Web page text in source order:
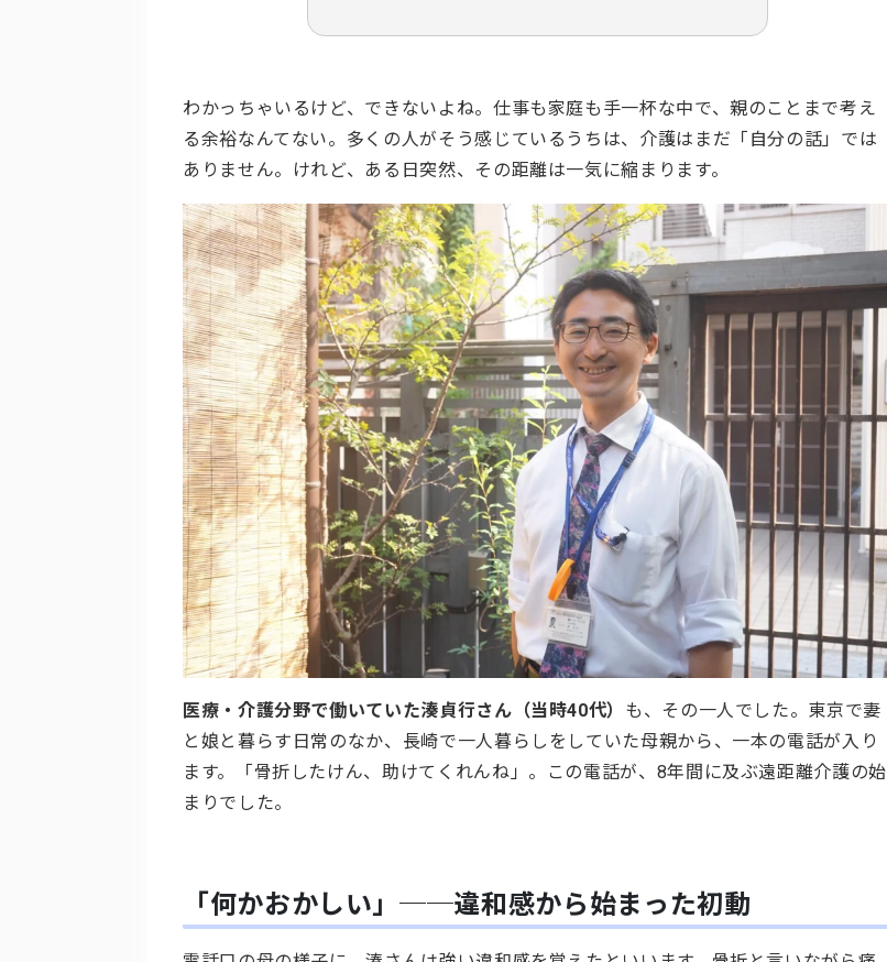
わかっちゃいるけど、できないよね。仕事も家庭も手一杯な中で、親のことまで考え
る余裕なんてない。多くの人がそう感じているうちは、介護はまだ「自分の話」では
ありません。けれど、ある日突然、その距離は一気に縮まります。
医療・介護分野で働いていた湊貞行さん（当時40代） も、その一人でした。東京で妻
と娘と暮らす日常のなか、長崎で一人暮らしをしていた母親から、一本の電話が入り
ます。「骨折したけん、助けてくれんね」。この電話が、8年間に及ぶ遠距離介護の始
まりでした。
「何かおかしい」──違和感から始まった初動